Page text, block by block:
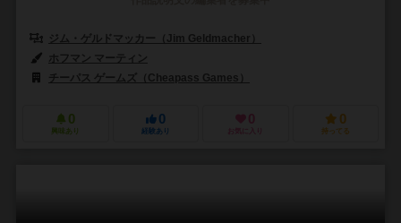
ジム・ゲルドマッカー（Jim Geldmacher）
ホフマン マーティン
チーパス ゲームズ（Cheapass Games）
0
興味あり
0
経験あり
0
お気に入り
0
持ってる